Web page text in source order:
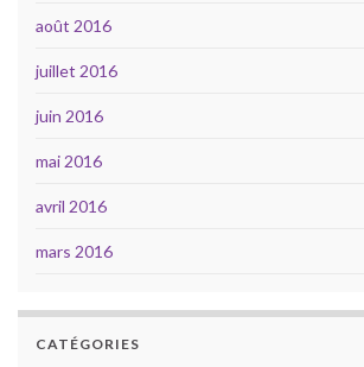
août 2016
juillet 2016
juin 2016
mai 2016
avril 2016
mars 2016
CATÉGORIES